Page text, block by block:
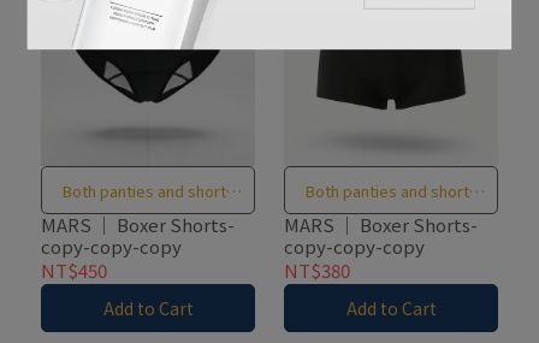
Both panties and shorts
designed in one piece !
MARS ｜ Boxer Shorts-
copy-copy-copy
NT$450
Add to Cart
Both panties and shorts
designed in one piece !
MARS ｜ Boxer Shorts-
copy-copy-copy
NT$380
Add to Cart